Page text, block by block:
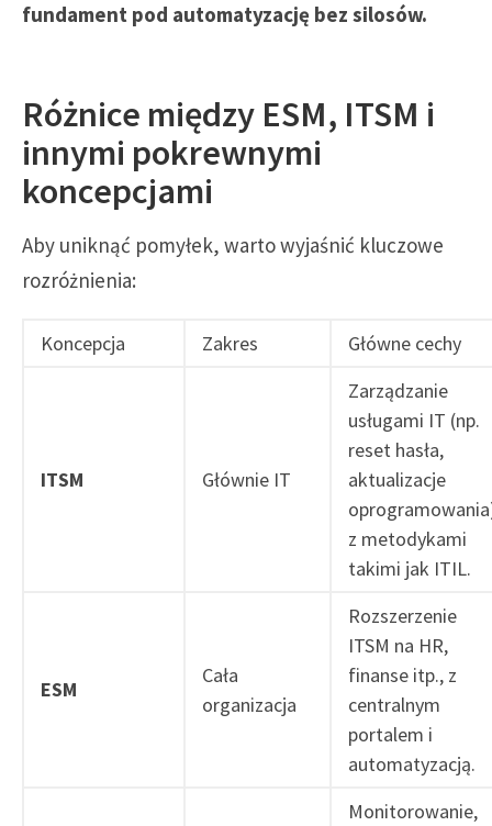
fundament pod automatyzację bez silosów.
Różnice między ESM, ITSM i
innymi pokrewnymi
koncepcjami
Aby uniknąć pomyłek, warto wyjaśnić kluczowe
rozróżnienia:
Koncepcja Zakres Główne cechy
ITSM Głównie IT
Zarządzanie
usługami IT (np.
reset hasła,
aktualizacje
z metodykami
takimi jak ITIL.
ESM
Cała
organizacja
Rozszerzenie
ITSM na HR,
finanse itp., z
centralnym
portalem i
automatyzacją.
Monitorowanie,